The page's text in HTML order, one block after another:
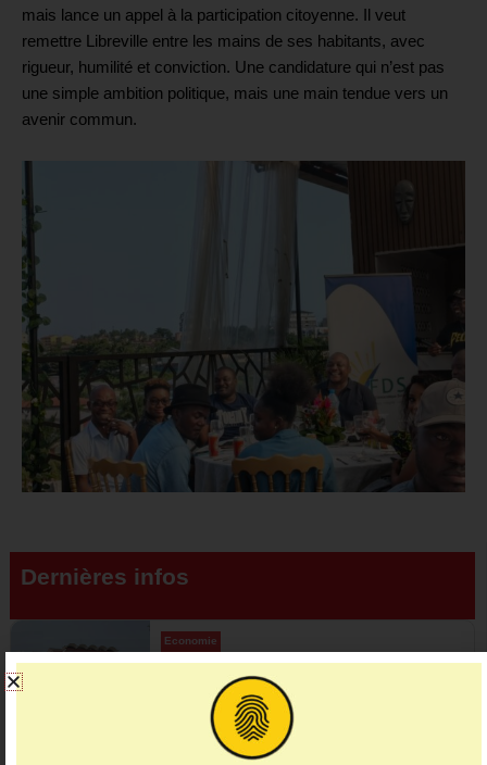
mais lance un appel à la participation citoyenne. Il veut
remettre Libreville entre les mains de ses habitants, avec
rigueur, humilité et conviction. Une candidature qui n’est pas
une simple ambition politique, mais une main tendue vers un
avenir commun.
Dernières infos
Economie
920 millions de dollars levés : le Gabon
rouvre les portes …
01:37
31 juillet 2026